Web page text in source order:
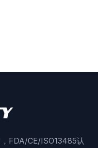
FDA/CE/ISO13485认